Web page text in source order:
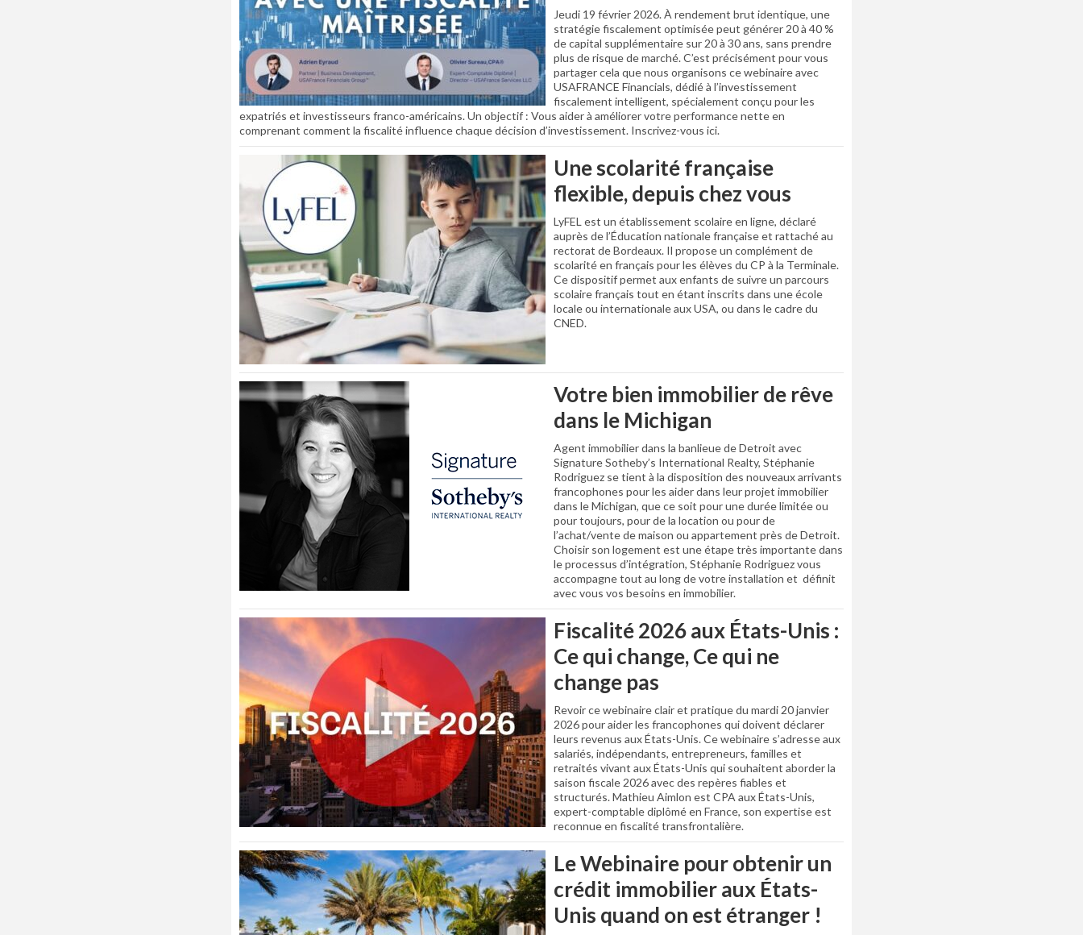
Jeudi 19 février 2026. À rendement brut identique, une
stratégie fiscalement optimisée peut générer 20 à 40 %
de capital supplémentaire sur 20 à 30 ans, sans prendre
plus de risque de marché. C’est précisément pour vous
partager cela que nous organisons ce webinaire avec
USAFRANCE Financials, dédié à l’investissement
fiscalement intelligent, spécialement conçu pour les
expatriés et investisseurs franco-américains. Un objectif : Vous aider à améliorer votre performance nette en
comprenant comment la fiscalité influence chaque décision d’investissement. Inscrivez-vous ici.
Une scolarité française
flexible, depuis chez vous
LyFEL est un établissement scolaire en ligne, déclaré
auprès de l’Éducation nationale française et rattaché au
rectorat de Bordeaux. Il propose un complément de
scolarité en français pour les élèves du CP à la Terminale.
Ce dispositif permet aux enfants de suivre un parcours
scolaire français tout en étant inscrits dans une école
locale ou internationale aux USA, ou dans le cadre du
CNED.
Votre bien immobilier de rêve
dans le Michigan
Agent immobilier dans la banlieue de Detroit avec
Signature Sotheby’s International Realty, Stéphanie
Rodriguez se tient à la disposition des nouveaux arrivants
francophones pour les aider dans leur projet immobilier
dans le Michigan, que ce soit pour une durée limitée ou
pour toujours, pour de la location ou pour de
l’achat/vente de maison ou appartement près de Detroit.
Choisir son logement est une étape très importante dans
le processus d’intégration, Stéphanie Rodriguez vous
accompagne tout au long de votre installation et définit
avec vous vos besoins en immobilier.
Fiscalité 2026 aux États-Unis :
Ce qui change, Ce qui ne
change pas
Revoir ce webinaire clair et pratique du mardi 20 janvier
2026 pour aider les francophones qui doivent déclarer
leurs revenus aux États-Unis. Ce webinaire s’adresse aux
salariés, indépendants, entrepreneurs, familles et
retraités vivant aux États-Unis qui souhaitent aborder la
saison fiscale 2026 avec des repères fiables et
structurés. Mathieu Aimlon est CPA aux États-Unis,
expert-comptable diplômé en France, son expertise est
reconnue en fiscalité transfrontalière.
Le Webinaire pour obtenir un
crédit immobilier aux États-
Unis quand on est étranger !